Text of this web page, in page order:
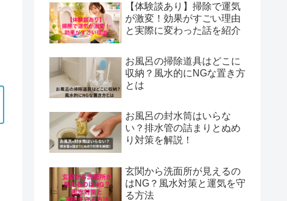
【体験談あり】掃除で運気
が激変！効果がすごい理由
と実際に変わった話を紹介
お風呂の掃除道具はどこに
収納？風水的にNGな置き方
とは
お風呂の封水筒はいらな
い？排水管の詰まりとぬめ
り対策を解説！
玄関から洗面所が見えるの
はNG？風水対策と運気を守
る方法